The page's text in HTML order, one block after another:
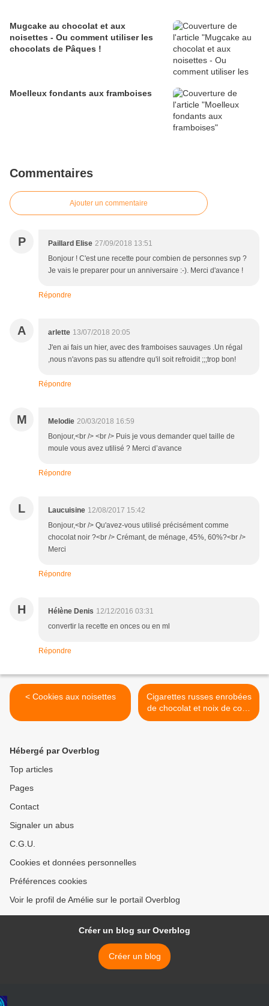
Mugcake au chocolat et aux
noisettes - Ou comment utiliser les
chocolats de Pâques !
Moelleux fondants aux framboises
Commentaires
Ajouter un commentaire
P Paillard Elise 27/09/2018 13:51
Bonjour ! C'est une recette pour combien de personnes svp ?
Je vais le preparer pour un anniversaire :-). Merci d'avance !
Répondre
A arlette 13/07/2018 20:05
J'en ai fais un hier, avec des framboises sauvages .Un régal
,nous n'avons pas su attendre qu'il soit refroidit ;;;trop bon!
Répondre
M Melodie 20/03/2018 16:59
Bonjour,<br /> <br /> Puis je vous demander quel taille de
moule vous avez utilisé ? Merci d’avance
Répondre
L Laucuisine 12/08/2017 15:42
Bonjour,<br /> Qu'avez-vous utilisé précisément comme
chocolat noir ?<br /> Crémant, de ménage, 45%, 60%?<br />
Merci
Répondre
H Hélène Denis 12/12/2016 03:31
convertir la recette en onces ou en ml
Répondre
< Cookies aux noisettes
Cigarettes russes enrobées
de chocolat et noix de coco
>
Hébergé par Overblog
Top articles
Pages
Contact
Signaler un abus
C.G.U.
Cookies et données personnelles
Préférences cookies
Voir le profil de Amélie sur le portail Overblog
Créer un blog sur Overblog
Créer un blog